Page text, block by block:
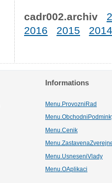
cadr002.archiv
2016
2015 2014
Informations
Menu.ProvozniRad
Menu.Cenik
Menu.UsneseniVlady
Menu.OAplikaci